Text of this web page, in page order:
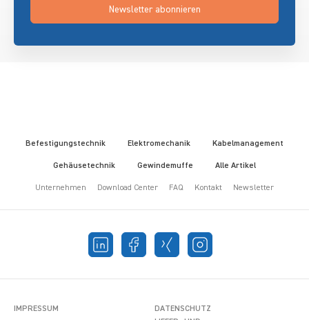
Newsletter abonnieren
Befestigungstechnik Elektromechanik Kabelmanagement
Gehäusetechnik Gewindemuffe Alle Artikel
Unternehmen Download Center FAQ Kontakt Newsletter
IMPRESSUM
DATENSCHUTZ